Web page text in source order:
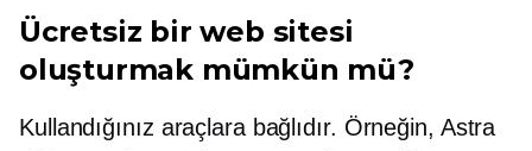
Ücretsiz bir web sitesi
oluşturmak mümkün mü?
Kullandığınız araçlara bağlıdır. Örneğin, Astra